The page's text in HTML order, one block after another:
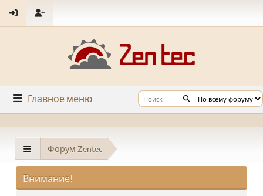
Главное меню
Форум Zentec
Внимание!